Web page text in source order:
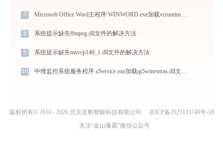
7 Microsoft Office Word主程序 WINWORD.exe加载vcruntime140_1.dll文件丢失处理办法
8 系统提示缺失ffmpeg.dll文件的解决方法
9 系统提示缺失msvcp140_1.dll文件的解决方法
10 中维监控系统服务程序 uService.exe加载qt5winextras.dll文件丢失处理办法
版权所有© 2010 - 2026 北京灵豹智能科技有限公司
京ICP备2025133740号-18
关注“金山毒霸”微信公众号